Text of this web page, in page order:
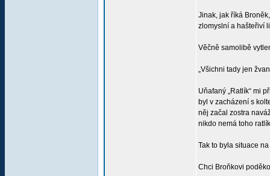
Jinak, jak říká
zlomyslní a hašteřiví
Věčně samolibě
„Všichni tady jen
Uňafaný „Ratlík“ mi
byl v zacházení s
něj začal zostra
nikdo nemá toho
Tak to byla situace
Chci Broňkovi